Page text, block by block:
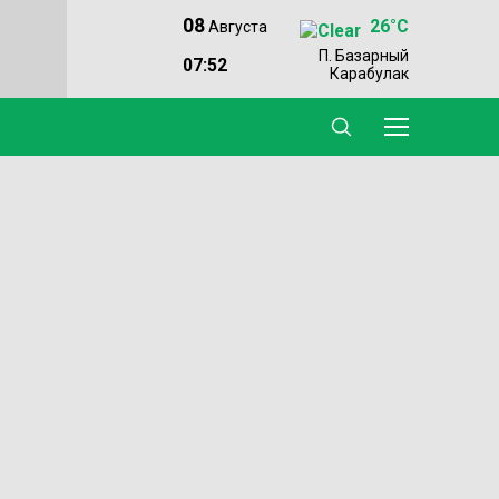
08Августа
26°C
07:52
П. Базарный
Карабулак